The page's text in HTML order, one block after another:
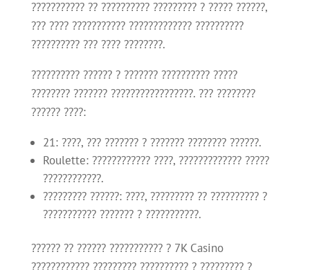
??????????? ?? ?????????? ????????? ? ????? ??????,
??? ???? ??????????? ????????????? ??????????
?????????? ??? ???? ????????.
?????????? ?????? ? ??????? ?????????? ?????
???????? ??????? ?????????????????. ??? ????????
?????? ????:
21: ????, ??? ??????? ? ??????? ???????? ??????.
Roulette: ???????????? ????, ????????????? ?????
????????????.
????????? ??????: ????, ????????? ?? ?????????? ?
??????????? ??????? ? ???????????.
?????? ?? ?????? ??????????? ? 7K Casino
???????????? ????????? ?????????? ? ????????? ?